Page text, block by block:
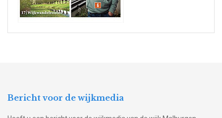
Bericht voor de wijkmedia